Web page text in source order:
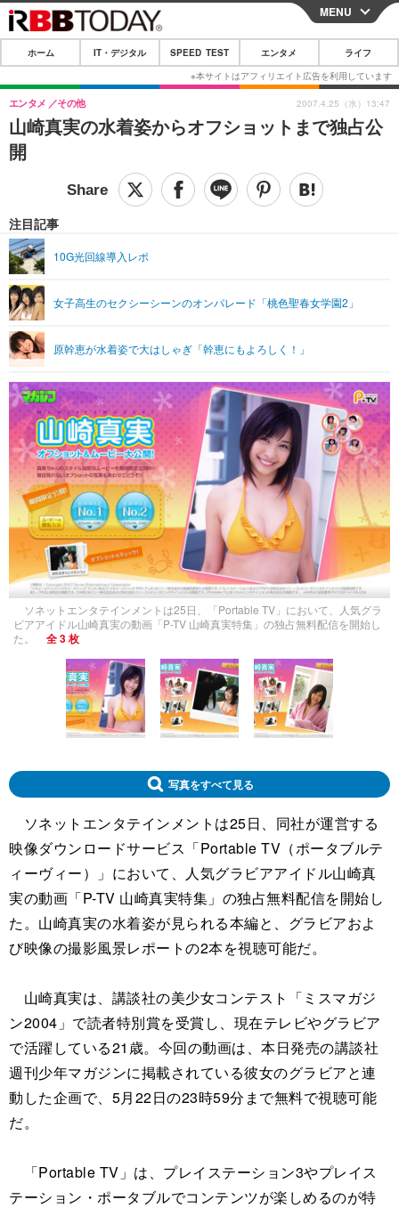
CLOSE
ホーム
IT・デジタル
IT・デジタルTOP スマートフォン
ショッピング その他
SPEED TEST
エンタメTOP 映画・ドラマ
グラビア ブログ
ショッピング その他
ライフTOP
リリース一覧
プッシュ通知の停止方法
MENU
ホーム IT・デジタル SPEED TEST エンタメ ライフ
山崎真実の水着姿からオフショットまで独占公
開
エンタメ その他
注目記事
10G光回線導入レポ
女子高生のセクシーシーンのオンパレード「桃色聖春女学園2」
原幹恵が水着姿で大はしゃぎ「幹恵にもよろしく！」
2007.4.25（水）13:47
ソネットエンタテインメントは25日、「Portable TV」において、人気グラ
ビアアイドル山崎真実の動画「P-TV 山崎真実特集」の独占無料配信を開始し
た。
全 3 枚
写真をすべて見る
ソネットエンタテインメントは25日、同社が運営する
映像ダウンロードサービス「Portable TV（ポータブルテ
ィーヴィー）」において、人気グラビアアイドル山崎真
実の動画「P-TV 山崎真実特集」の独占無料配信を開始し
た。山崎真実の水着姿が見られる本編と、グラビアおよ
び映像の撮影風景レポートの2本を視聴可能だ。
山崎真実は、講談社の美少女コンテスト「ミスマガジ
ン2004」で読者特別賞を受賞し、現在テレビやグラビア
で活躍している21歳。今回の動画は、本日発売の講談社
週刊少年マガジンに掲載されている彼女のグラビアと連
動した企画で、5月22日の23時59分まで無料で視聴可能
だ。
「Portable TV」は、プレイステーション3やプレイス
テーション・ポータブルでコンテンツが楽しめるのが特